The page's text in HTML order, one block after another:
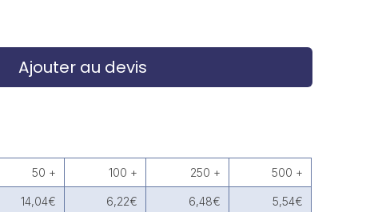
Ajouter au devis
50 + 100 + 250 + 500 +
14,04€ 6,22€ 6,48€ 5,54€